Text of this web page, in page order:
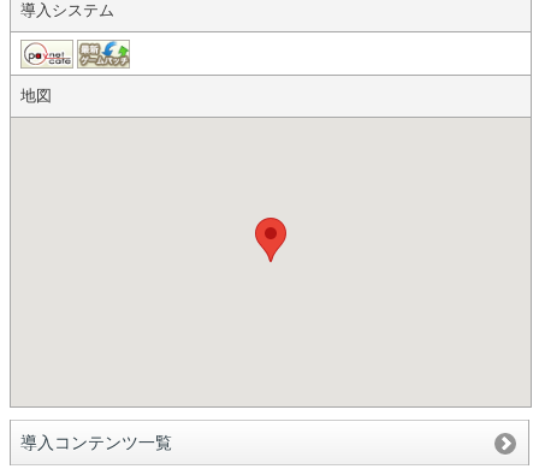
導入システム
地図
導入コンテンツ一覧